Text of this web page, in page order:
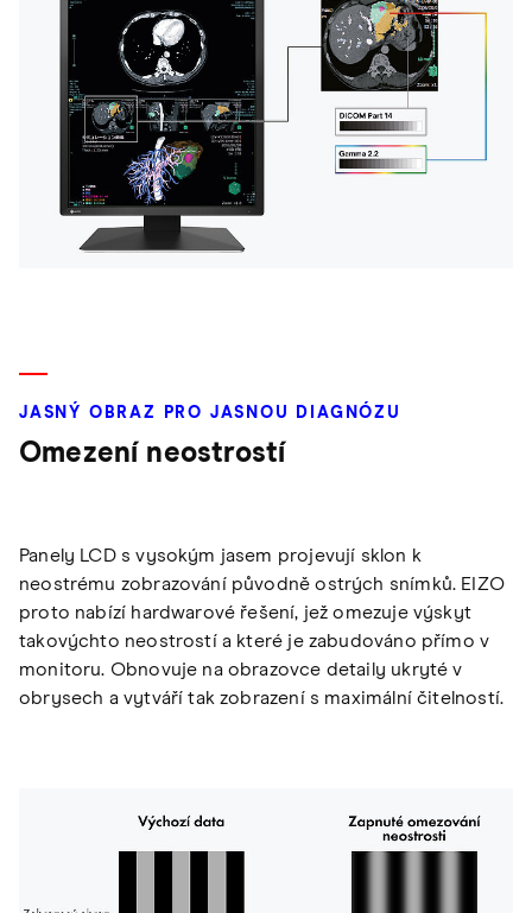
JASNÝ OBRAZ PRO JASNOU DIAGNÓZU
Omezení neostrostí
Panely LCD s vysokým jasem projevují sklon k
neostrému zobrazování původně ostrých snímků. EIZO
proto nabízí hardwarové řešení, jež omezuje výskyt
takovýchto neostrostí a které je zabudováno přímo v
monitoru. Obnovuje na obrazovce detaily ukryté v
obrysech a vytváří tak zobrazení s maximální čitelností.